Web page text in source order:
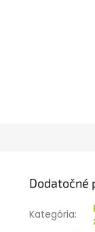
Dodatočné
Kategória: